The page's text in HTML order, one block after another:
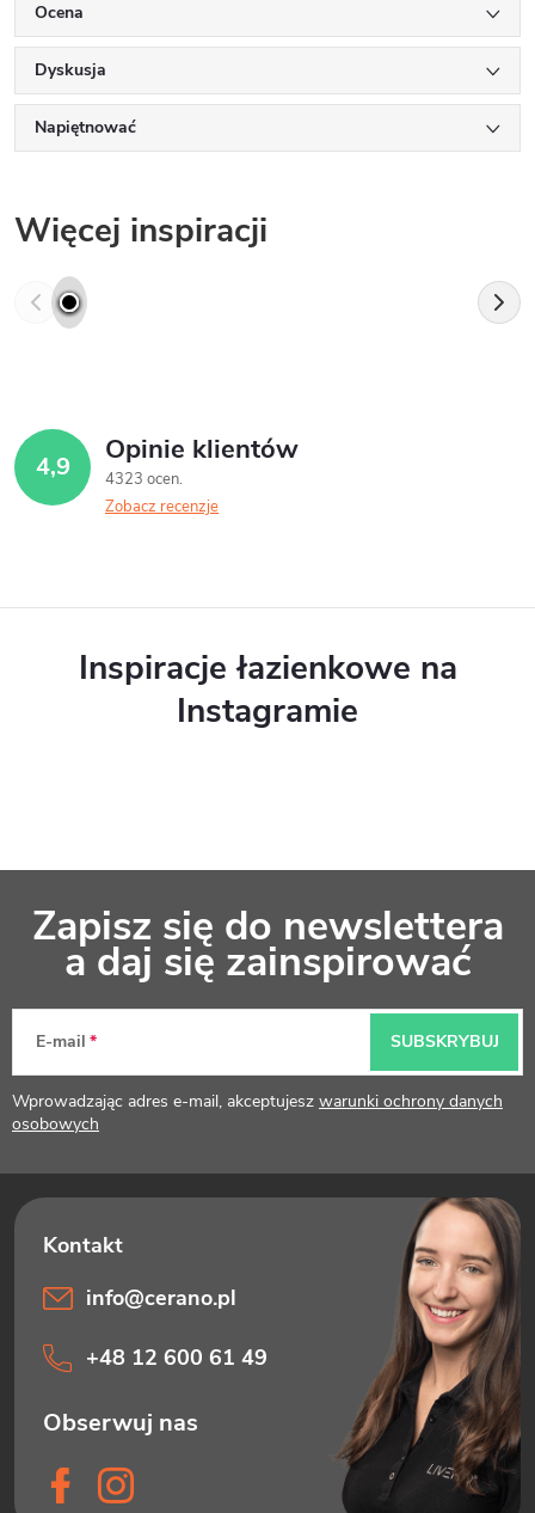
Ocena
Dyskusja
Napiętnować
Więcej inspiracji
4,9 Opinie klientów
4323 ocen
Zobacz recenzje
Inspiracje łazienkowe na
Instagramie
k
a
Zapisz się do newslettera
a daj się zainspirować
E-mail
Wprowadzając adres e-mail, akceptujesz warunki ochrony danych
osobowych
SUBSKRYBUJ
info@cerano.pl
+48 12 600 61 49